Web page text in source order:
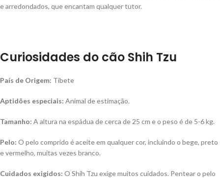
e arredondados, que encantam qualquer tutor.
Curiosidades do cão Shih Tzu
País de Origem: Tibete
Aptidões especiais: Animal de estimação.
Tamanho: A altura na espádua de cerca de 25 cm e o peso é de 5-6 kg.
Pelo: O pelo comprido é aceite em qualquer cor, incluindo o bege, preto
e vermelho, muitas vezes branco.
Cuidados exigidos: O Shih Tzu exige muitos cuidados. Pentear o pelo